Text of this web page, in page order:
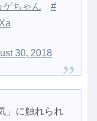
ゲちゃん
#
30, 2018
」に触れられ